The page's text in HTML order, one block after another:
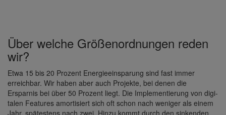
Über welche Größen­ord­nungen reden
wir?
Etwa 15 bis 20 Prozent Ener­gie­ein­spa­rung sind fast immer
erreichbar. Wir haben aber auch Projekte, bei denen die
Ersparnis bei über 50 Prozent liegt. Die Imple­men­tie­rung von digi­
talen Features amor­ti­siert sich oft schon nach weniger als einem
Jahr, spätes­tens nach zwei. Hinzu kommt durch den sinkenden